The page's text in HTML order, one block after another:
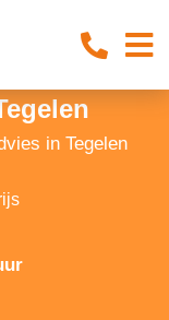
in Tegelen